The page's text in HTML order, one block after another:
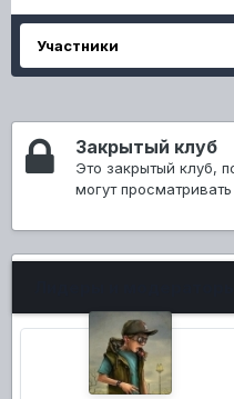
Участники
Закрытый клуб
Это закрытый клуб,
могут